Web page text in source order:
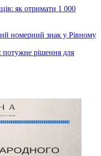
як отримати 1 000
номерний знак у Рівному
потужне рішення для